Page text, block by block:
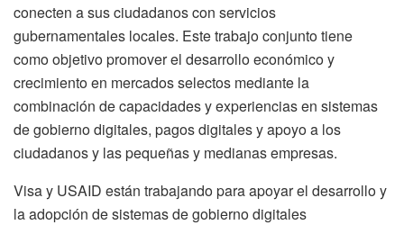
conecten a sus ciudadanos con servicios
gubernamentales locales. Este trabajo conjunto tiene
como objetivo promover el desarrollo económico y
crecimiento en mercados selectos mediante la
combinación de capacidades y experiencias en sistemas
de gobierno digitales, pagos digitales y apoyo a los
ciudadanos y las pequeñas y medianas empresas.
Visa y USAID están trabajando para apoyar el desarrollo y
la adopción de sistemas de gobierno digitales